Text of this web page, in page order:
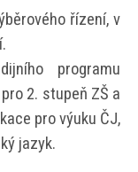
řízení, v
programu
2. stupeň ZŠ a
pro výuku ČJ,
jazyk.